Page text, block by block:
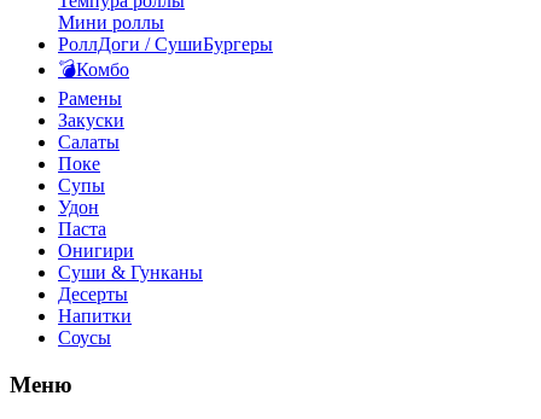
Мини роллы
РоллДоги / СушиБургеры
💣Комбо
Рамены
Закуски
Салаты
Поке
Супы
Удон
Паста
Онигири
Суши & Гунканы
Десерты
Напитки
Соусы
Меню